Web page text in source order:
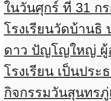
ในวันศุกร์ ที่ 31 ก
โรงเรียนวัดบ้านธิ
ดาว ปัญโญใหญ่ ผู้
โรงเรียน เป็นประ
กิจกรรมวันสุนทร